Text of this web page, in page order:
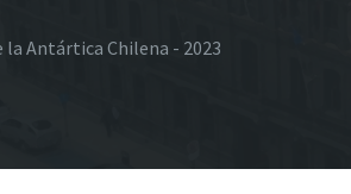
Antártica Chilena - 2023